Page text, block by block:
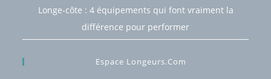
Longe-côte : 4 équipements qui font vraiment la
différence pour performer
Espace Longeurs.com